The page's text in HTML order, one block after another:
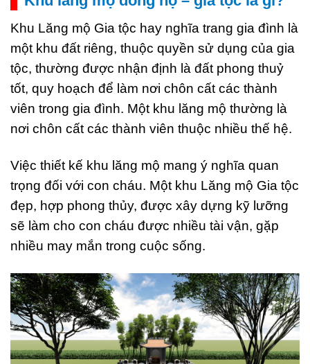
Khu Lăng mộ Gia tộc hay nghĩa trang gia đình là
một khu đất riêng, thuộc quyền sử dụng của gia
tộc, thường được nhận định là đất phong thuỷ
tốt, quy hoạch để làm nơi chôn cất các thành
viên trong gia đình. Một khu lăng mộ thường là
nơi chôn cất các thành viên thuộc nhiều thế hệ.
Việc thiết kế khu lăng mộ mang ý nghĩa quan
trọng đối với con cháu. Một khu Lăng mộ Gia tộc
đẹp, hợp phong thủy, được xây dựng kỹ lưỡng
sẽ làm cho con cháu được nhiều tài vận, gặp
nhiều may mắn trong cuộc sống.